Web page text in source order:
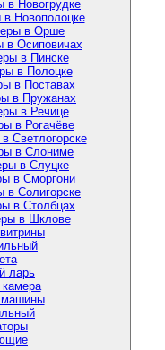
в Новогрудке
Новополоцке
в Орше
в Осиповичах
в Пинске
в Полоцке
в Поставах
в Пружанах
в Речице
в Рогачёве
Светлогорске
в Слониме
в Слуцке
в Сморгони
в Солигорске
в Столбцах
в Шклове
ларь